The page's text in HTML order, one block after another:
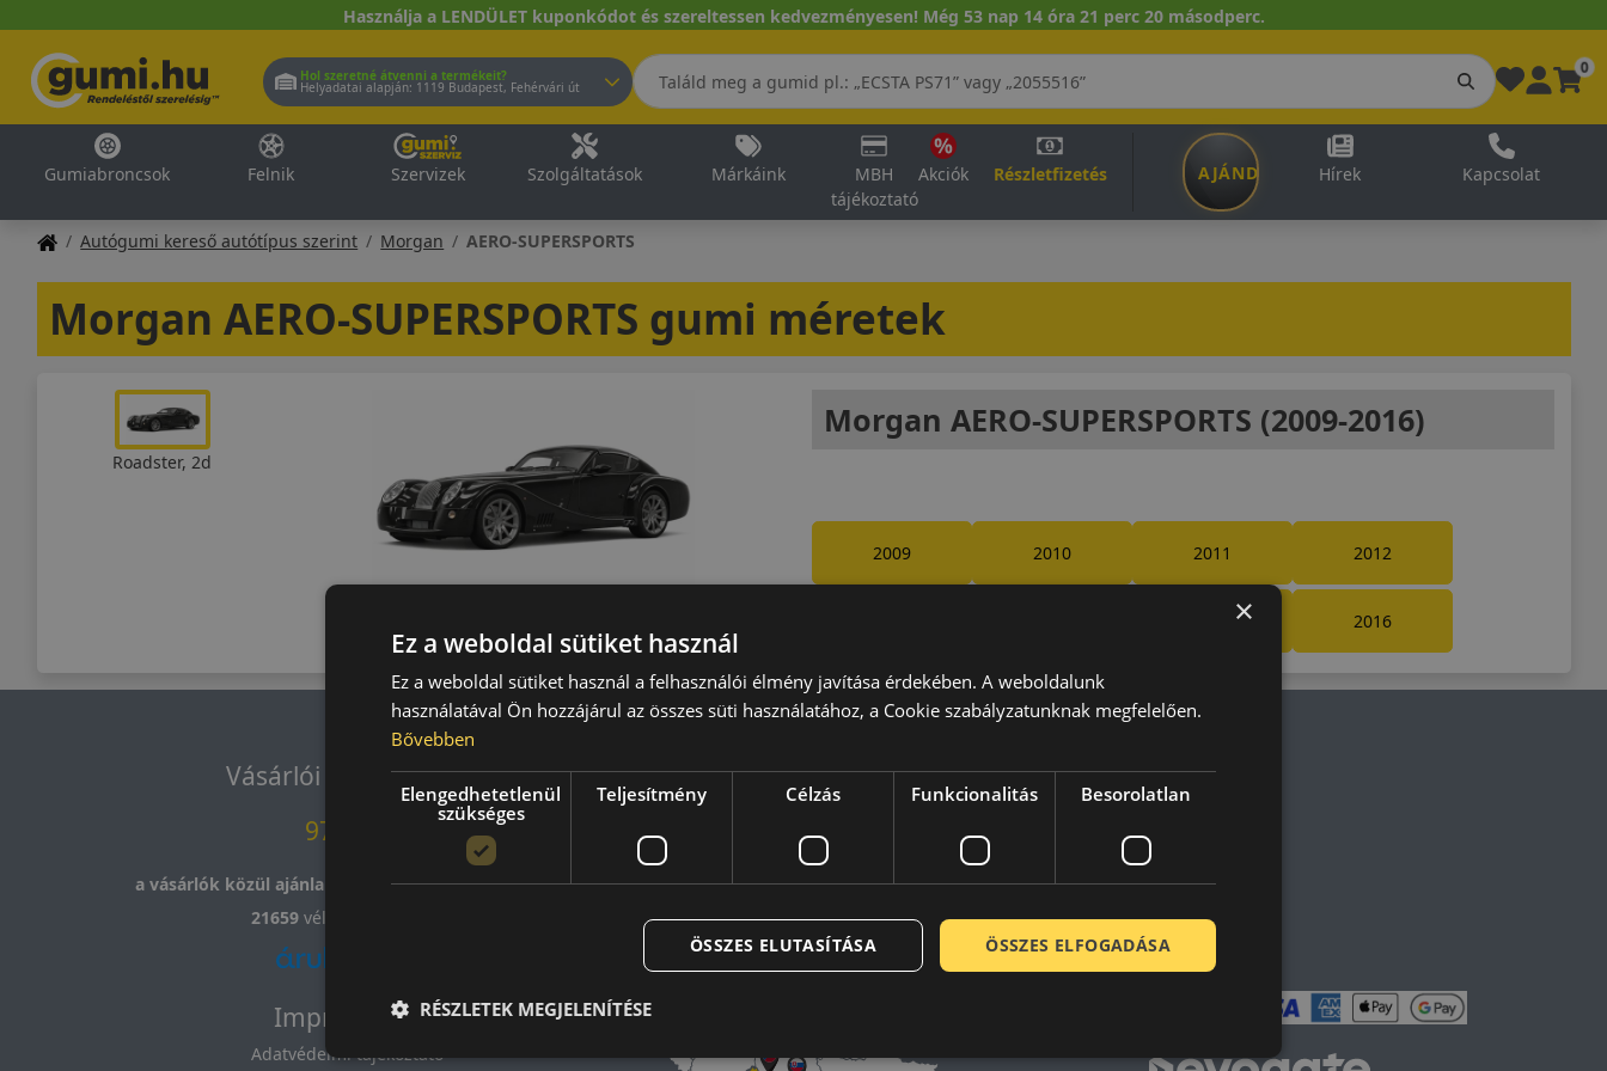
Használja a LENDÜLET kuponkódot és szereltessen kedvezményesen! Még 53 nap 14 óra 21 perc 20 másodperc.
Hol szeretné átvenni a termékeit?
Helyadatai alapján: 1119 Budapest, Fehérvári út
0
Gumiabroncsok Felnik Szervizek Szolgáltatások Márkáink
MBH
tájékoztató
Akciók Részletfizetés AJÁNDÉKUTALVÁNY
Hírek Kapcsolat
Autógumi kereső autótípus szerint Morgan AERO-SUPERSPORTS
Morgan AERO-SUPERSPORTS gumi méretek
Roadster, 2d
Morgan AERO-SUPERSPORTS (2009-2016)
2009 2010 2011 2012
2016
Vásárlói vélemények
97.76%
a vásárlók közül ajánlaná ismerősének ezt a boltot.
21659vélemény alapján
Laca A bolt vásárlója
Impresszum
Adatvédelmi tájékoztató
×
Ez a weboldal sütiket használ
Ez a weboldal sütiket használ a felhasználói élmény javítása érdekében. A weboldalunk
használatával Ön hozzájárul az összes süti használatához, a Cookie szabályzatunknak megfelelően.
Bővebben
Elengedhetetlenül
szükséges
Teljesítmény Célzás Funkcionalitás Besorolatlan
ÖSSZES ELFOGADÁSA
ÖSSZES ELUTASÍTÁSA
RÉSZLETEK MEGJELENÍTÉSE